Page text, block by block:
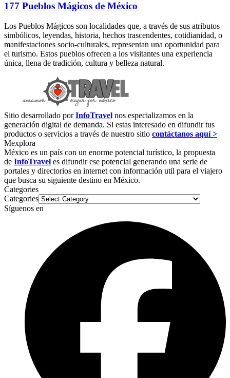
177 Pueblos Mágicos de México
Los Pueblos Mágicos son localidades que, a través de sus atributos
simbólicos, leyendas, historia, hechos trascendentes, cotidianidad, o
manifestaciones socio-culturales, representan una oportunidad para
el turismo. Estos pueblos ofrecen a los visitantes una experiencia
única, llena de tradición, cultura y belleza natural.
Sitio desarrollado porInfoTravel nos especializamos en la
generación digital de demanda. Si estas interesado en difundir tus
productos o servicios a través de nuestro sitio contáctanos aquí >
Mexplora
México es un país con un enorme potencial turístico, la propuesta
de InfoTravel es difundir ese potencial generando una serie de
portales y directorios en internet con información util para el viajero
que busca su siguiente destino en México.
Categories
Categories
Síguenos en